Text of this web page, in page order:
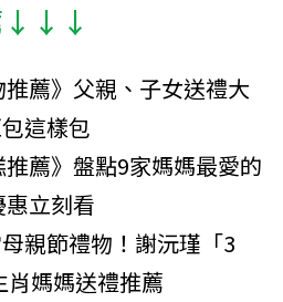
↓↓↓
薦》父親、子女送禮大
這樣包
薦》盤點9家媽媽最愛的
立刻看
母親節禮物！謝沅瑾「3
肖媽媽送禮推薦